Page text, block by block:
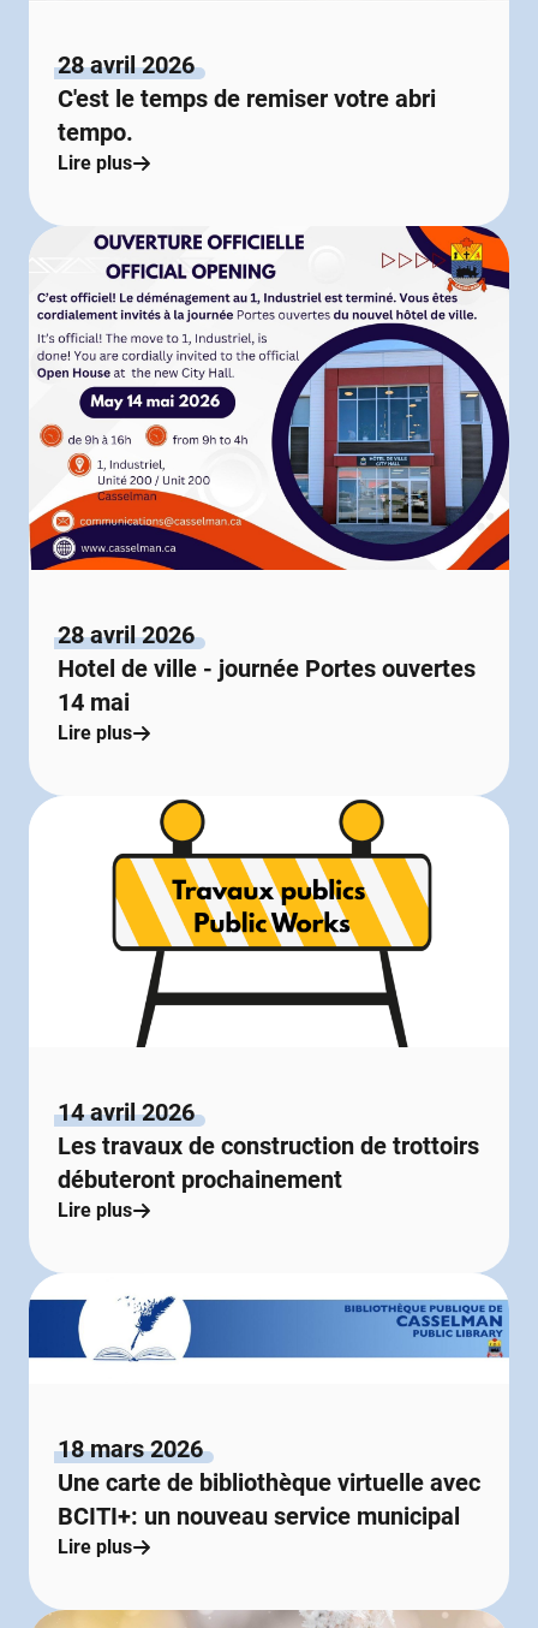
28 avril 2026
C'est le temps de remiser votre abri
tempo.
Lire plus
28 avril 2026
Hotel de ville - journée Portes ouvertes
14 mai
Lire plus
14 avril 2026
Les travaux de construction de trottoirs
débuteront prochainement
Lire plus
18 mars 2026
Une carte de bibliothèque virtuelle avec
BCITI+: un nouveau service municipal
Lire plus